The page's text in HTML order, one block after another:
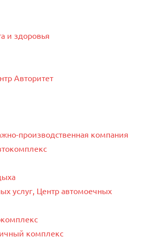
и здоровья
Авторитет
производственная компания
услуг, Центр автомоечных
комплекс